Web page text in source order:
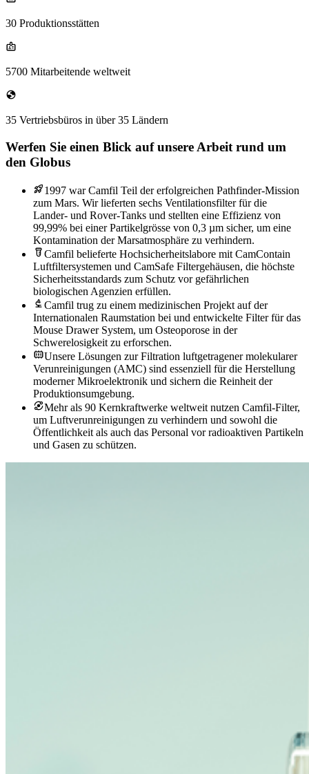
30 Produktionsstätten
5700 Mitarbeitende weltweit
35 Vertriebsbüros in über 35 Ländern
Werfen Sie einen Blick auf unsere Arbeit rund um
den Globus
1997 war Camfil Teil der erfolgreichen Pathfinder-Mission
zum Mars. Wir lieferten sechs Ventilationsfilter für die
Lander- und Rover-Tanks und stellten eine Effizienz von
99,99% bei einer Partikelgrösse von 0,3 µm sicher, um eine
Kontamination der Marsatmosphäre zu verhindern.
Camfil belieferte Hochsicherheitslabore mit CamContain
Luftfiltersystemen und CamSafe Filtergehäusen, die höchste
Sicherheitsstandards zum Schutz vor gefährlichen
biologischen Agenzien erfüllen.
Camfil trug zu einem medizinischen Projekt auf der
Internationalen Raumstation bei und entwickelte Filter für das
Mouse Drawer System, um Osteoporose in der
Schwerelosigkeit zu erforschen.
Unsere Lösungen zur Filtration luftgetragener molekularer
Verunreinigungen (AMC) sind essenziell für die Herstellung
moderner Mikroelektronik und sichern die Reinheit der
Produktionsumgebung.
Mehr als 90 Kernkraftwerke weltweit nutzen Camfil-Filter,
um Luftverunreinigungen zu verhindern und sowohl die
Öffentlichkeit als auch das Personal vor radioaktiven Partikeln
und Gasen zu schützen.